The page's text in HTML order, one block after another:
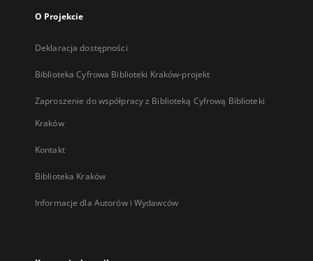
O Projekcie
Deklaracja dostępności
Biblioteka Cyfrowa Biblioteki Kraków-projekt
Zaproszenie do współpracy z Biblioteką Cyfrową Biblioteki
Kraków
Kontakt
Biblioteka Kraków
Informacje dla Autorów i Wydawców